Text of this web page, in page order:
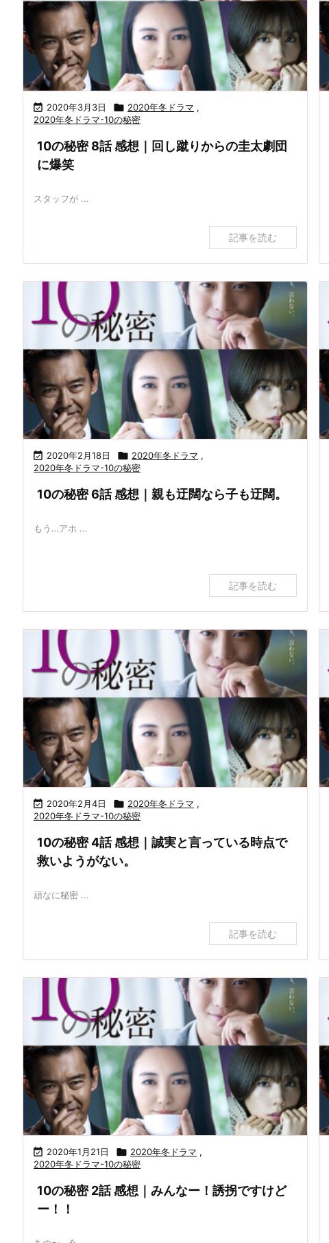
 2020年3月3日  2020年冬ドラマ ,
2020年冬ドラマ-10の秘密
10の秘密 8話 感想｜回し蹴りからの圭太劇団
に爆笑
スタッフが ...
記事を読む
 2020年2月18日  2020年冬ドラマ ,
2020年冬ドラマ-10の秘密
10の秘密 6話 感想｜親も迂闊なら子も迂闊。
もう…アホ ...
記事を読む
 2020年2月4日  2020年冬ドラマ ,
2020年冬ドラマ-10の秘密
10の秘密 4話 感想｜誠実と言っている時点で
救いようがない。
頑なに秘密 ...
記事を読む
 2020年1月21日  2020年冬ドラマ ,
2020年冬ドラマ-10の秘密
10の秘密 2話 感想｜みんなー！誘拐ですけど
ー！！